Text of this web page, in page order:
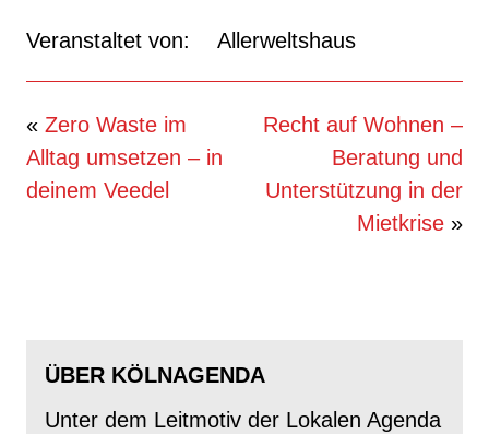
Veranstaltet von: Allerweltshaus
Beitragsnavigation
« Zero Waste im
Alltag umsetzen – in
deinem Veedel
Recht auf Wohnen –
Beratung und
Unterstützung in der
Mietkrise »
ÜBER KÖLNAGENDA
Unter dem Leitmotiv der Lokalen Agenda